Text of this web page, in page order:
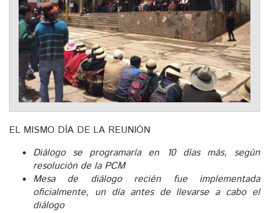
EL MISMO DÍA DE LA REUNIÓN
Diálogo se programaría en 10 días más, según
resolución de la PCM
Mesa de diálogo recién fue implementada
oficialmente, un día antes de llevarse a cabo el
diálogo